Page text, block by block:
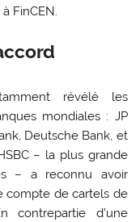
FinCEN.
révélé les
mondiales : JP
Deutsche Bank, et
– la plus grande
– a reconnu avoir
compte de cartels de
contrepartie d’une